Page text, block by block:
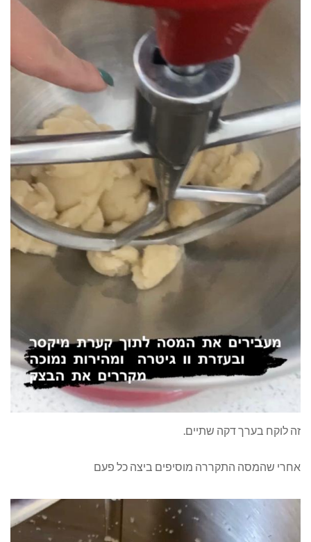
זה לוקח בערך דקה שתיים.
אחרי שהמסה התקררה מוסיפים ביצה כל פעם